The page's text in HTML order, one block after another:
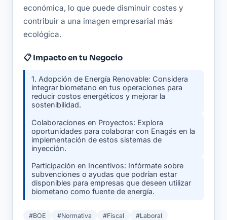
económica, lo que puede disminuir costes y
contribuir a una imagen empresarial más
ecológica.
📋 Impacto en tu Negocio
1. Adopción de Energía Renovable: Considera
integrar biometano en tus operaciones para
reducir costos energéticos y mejorar la
sostenibilidad.
Colaboraciones en Proyectos: Explora
oportunidades para colaborar con Enagás en la
implementación de estos sistemas de
inyección.
Participación en Incentivos: Infórmate sobre
subvenciones o ayudas que podrían estar
disponibles para empresas que deseen utilizar
biometano como fuente de energía.
#BOE #Normativa #Fiscal #Laboral